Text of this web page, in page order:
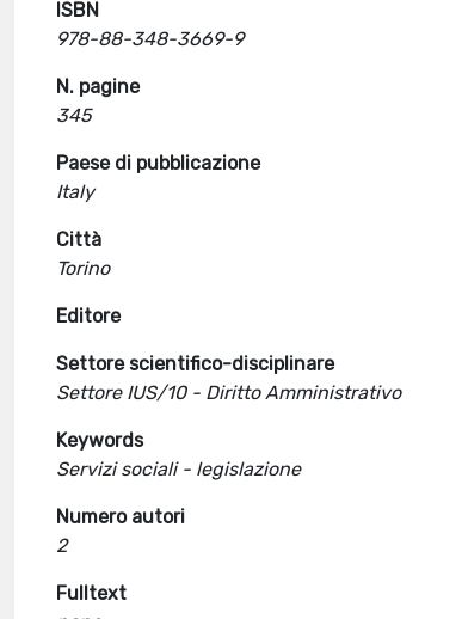
ISBN
978-88-348-3669-9
N. pagine
345
Paese di pubblicazione
Italy
Città
Torino
Editore
Settore scientifico-disciplinare
Settore IUS/10 - Diritto Amministrativo
Keywords
Servizi sociali - legislazione
Numero autori
2
Fulltext